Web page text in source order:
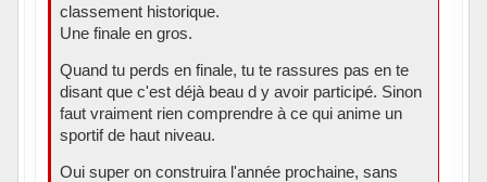
classement historique.
Une finale en gros.
Quand tu perds en finale, tu te rassures pas en te
disant que c'est déjà beau d y avoir participé. Sinon
faut vraiment rien comprendre à ce qui anime un
sportif de haut niveau.
Oui super on construira l'année prochaine, sans